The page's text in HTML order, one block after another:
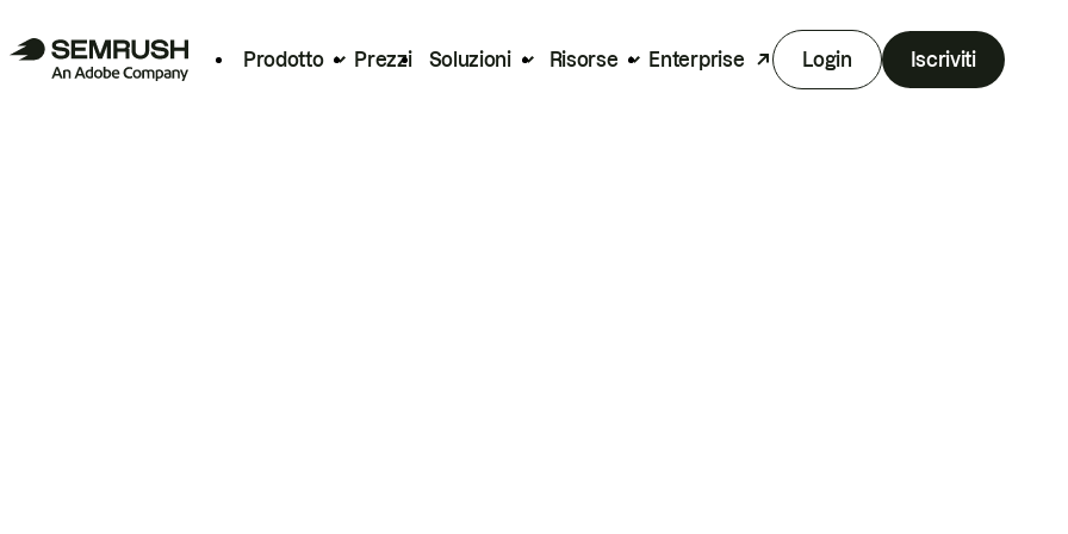
Prodotto Prezzi Soluzioni Risorse Enterprise Login Iscriviti